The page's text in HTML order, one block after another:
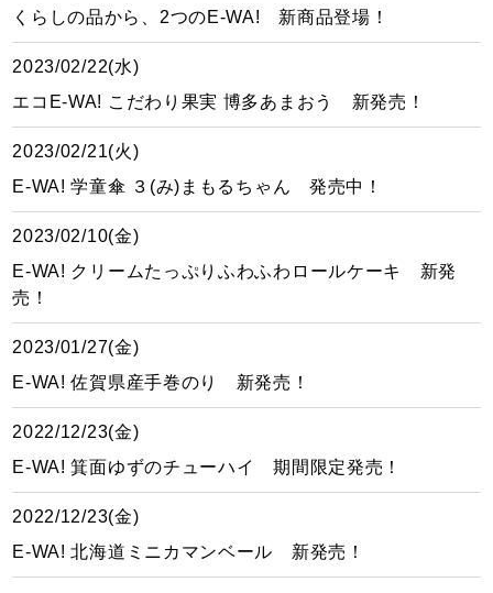
くらしの品から、2つのE-WA! 新商品登場！
2023/02/22(水)
エコE-WA! こだわり果実 博多あまおう 新発売！
2023/02/21(火)
E-WA! 学童傘 ３(み)まもるちゃん 発売中！
2023/02/10(金)
E-WA! クリームたっぷりふわふわロールケーキ 新発
売！
2023/01/27(金)
E-WA! 佐賀県産手巻のり 新発売！
2022/12/23(金)
E-WA! 箕面ゆずのチューハイ 期間限定発売！
2022/12/23(金)
E-WA! 北海道ミニカマンベール 新発売！